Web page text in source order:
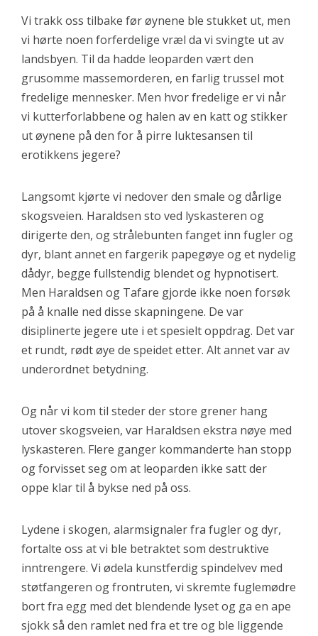
Vi trakk oss tilbake før øynene ble stukket ut, men
vi hørte noen forferdelige vræl da vi svingte ut av
landsbyen. Til da hadde leoparden vært den
grusomme massemorderen, en farlig trussel mot
fredelige mennesker. Men hvor fredelige er vi når
vi kutterforlabbene og halen av en katt og stikker
ut øynene på den for å pirre luktesansen til
erotikkens jegere?
Langsomt kjørte vi nedover den smale og dårlige
skogsveien. Haraldsen sto ved lyskasteren og
dirigerte den, og strålebunten fanget inn fugler og
dyr, blant annet en fargerik papegøye og et nydelig
dådyr, begge fullstendig blendet og hypnotisert.
Men Haraldsen og Tafare gjorde ikke noen forsøk
på å knalle ned disse skapningene. De var
disiplinerte jegere ute i et spesielt oppdrag. Det var
et rundt, rødt øye de speidet etter. Alt annet var av
underordnet betydning.
Og når vi kom til steder der store grener hang
utover skogsveien, var Haraldsen ekstra nøye med
lyskasteren. Flere ganger kommanderte han stopp
og forvisset seg om at leoparden ikke satt der
oppe klar til å bykse ned på oss.
Lydene i skogen, alarmsignaler fra fugler og dyr,
fortalte oss at vi ble betraktet som destruktive
inntrengere. Vi ødela kunstferdig spindelvev med
støtfangeren og frontruten, vi skremte fuglemødre
bort fra egg med det blendende lyset og ga en ape
sjokk så den ramlet ned fra et tre og ble liggende